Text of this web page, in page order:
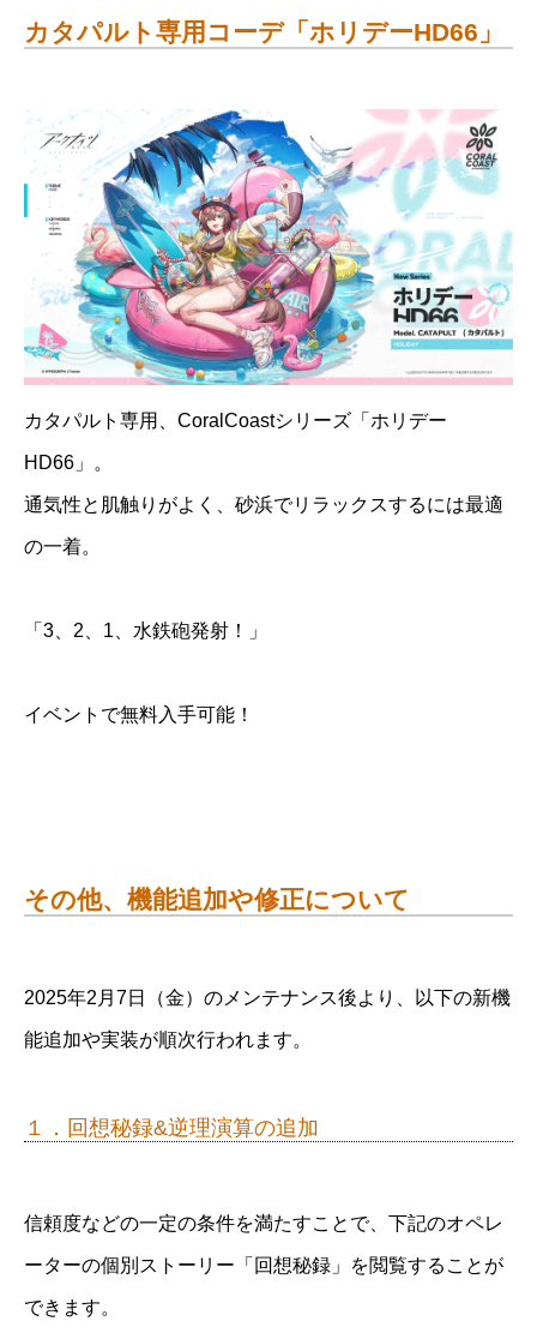
カタパルト専用コーデ「ホリデーHD66」
カタパルト専用、CoralCoastシリーズ「ホリデー
HD66」。
通気性と肌触りがよく、砂浜でリラックスするには最適
の一着。
「3、2、1、水鉄砲発射！」
イベントで無料入手可能！
その他、機能追加や修正について
2025年2月7日（金）のメンテナンス後より、以下の新機
能追加や実装が順次行われます。
１．回想秘録&逆理演算の追加
信頼度などの一定の条件を満たすことで、下記のオペレ
ーターの個別ストーリー「回想秘録」を閲覧することが
できます。